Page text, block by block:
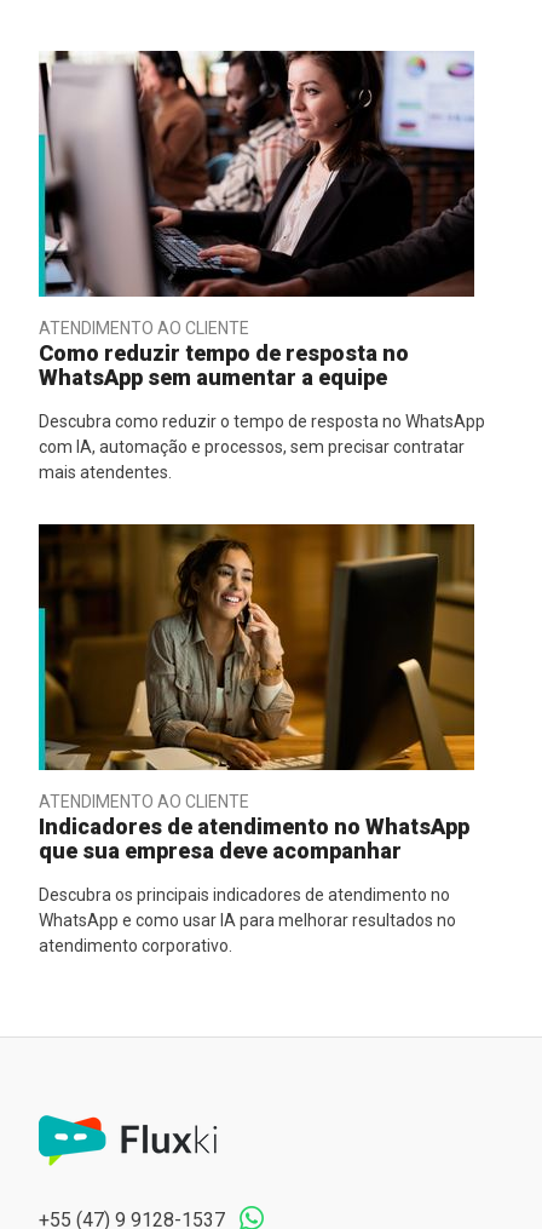
ATENDIMENTO AO CLIENTE
Como reduzir tempo de resposta no
WhatsApp sem aumentar a equipe
Descubra como reduzir o tempo de resposta no WhatsApp
com IA, automação e processos, sem precisar contratar
mais atendentes.
ATENDIMENTO AO CLIENTE
Indicadores de atendimento no WhatsApp
que sua empresa deve acompanhar
Descubra os principais indicadores de atendimento no
WhatsApp e como usar IA para melhorar resultados no
atendimento corporativo.
+55 (47) 9 9128-1537